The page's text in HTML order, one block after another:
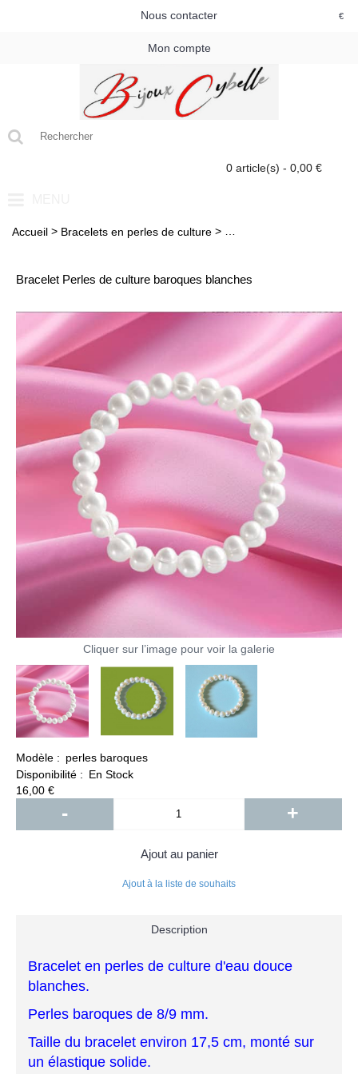
Nous contacter €
Mon compte
0 article(s) - 0,00 €
Accueil > Bracelets en perles de culture > Bracelet Perles de
Bracelet Perles de culture baroques blanches
Cliquer sur l’image pour voir la galerie
Modèle : perles baroques
Disponibilité : En Stock
16,00 €
- +
Ajout au panier
Ajout à la liste de souhaits
Description
Bracelet en perles de culture d'eau douce
blanches.
Perles baroques de 8/9 mm.
Taille du bracelet environ 17,5 cm, monté sur
un élastique solide.